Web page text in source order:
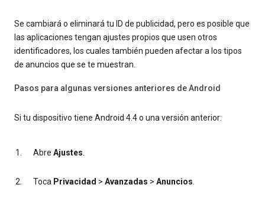
Se cambiará o eliminará tu ID de publicidad, pero es posible que
las aplicaciones tengan ajustes propios que usen otros
identificadores, los cuales también pueden afectar a los tipos
de anuncios que se te muestran.
Pasos para algunas versiones anteriores de Android
Si tu dispositivo tiene Android 4.4 o una versión anterior:
Abre Ajustes.
Toca Privacidad > Avanzadas > Anuncios.